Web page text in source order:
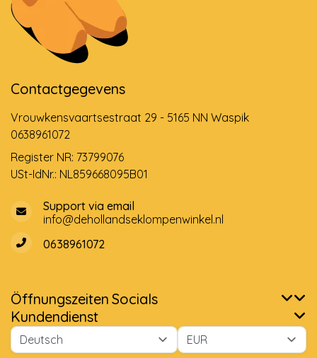
Contactgegevens
Vrouwkensvaartsestraat 29 - 5165 NN Waspik
0638961072
Register NR: 73799076
USt-IdNr.: NL859668095B01
Support via email
info@dehollandseklompenwinkel.nl
0638961072
Öffnungszeiten Socials
Kundendienst